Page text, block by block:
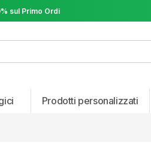
sul Primo Ordine
Prodotti personalizzati